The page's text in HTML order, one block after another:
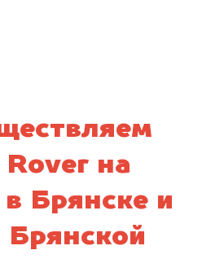
на
Брянске и
Брянской